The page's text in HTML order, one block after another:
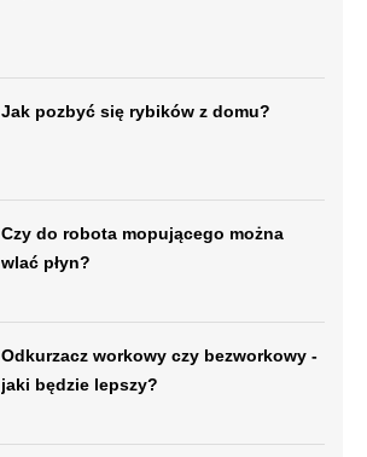
Jak pozbyć się rybików z domu?
Czy do robota mopującego można
wlać płyn?
Odkurzacz workowy czy bezworkowy -
jaki będzie lepszy?